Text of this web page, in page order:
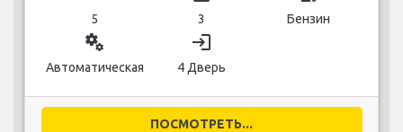
5 3 Бензин
miscellaneous_services
Автоматическая
login
4 Дверь
ПОСМОТРЕТЬ...